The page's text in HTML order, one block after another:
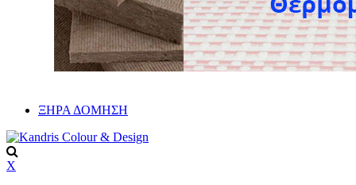
ΞΗΡΑ ΔΟΜΗΣΗ
X